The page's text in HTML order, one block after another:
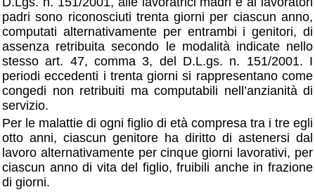
padri sono riconosciuti trenta giorni per ciascun anno,
computati alternativamente per entrambi i genitori, di
assenza retribuita secondo le modalità indicate nello
stesso art. 47, comma 3, del D.L.gs. n. 151/2001. I
periodi eccedenti i trenta giorni si rappresentano come
congedi non retribuiti ma computabili nell’anzianità di
servizio.
Per le malattie di ogni figlio di età compresa tra i tre egli
otto anni, ciascun genitore ha diritto di astenersi dal
lavoro alternativamente per cinque giorni lavorativi, per
ciascun anno di vita del figlio, fruibili anche in frazione
di giorni.